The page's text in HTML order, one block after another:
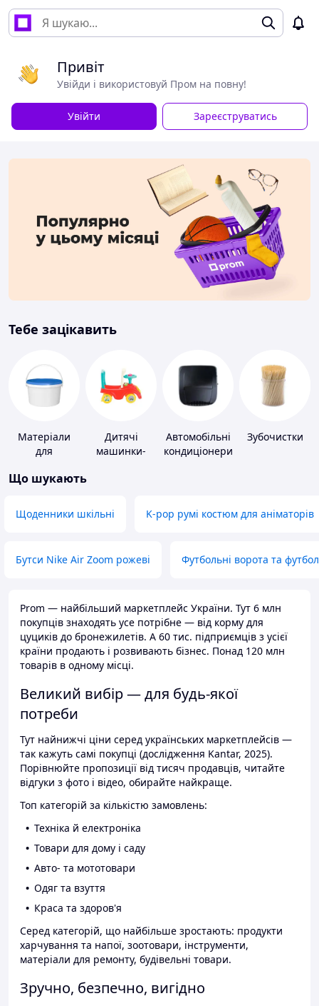
Привіт
Увійди і використовуй Пром на повну!
Увійти Зареєструватись
Тебе зацікавить
Матеріали
для
промислових
Дитячі
машинки-
Автомобільні
кондиціонери
Зубочистки
Що шукають
Щоденники шкільні K-pop румі костюм для аніматорів
Бутси Nike Air Zoom рожеві Футбольні ворота та
Prom — найбільший маркетплейс України. Тут 6 млн
покупців знаходять усе потрібне — від корму для
цуциків до бронежилетів. А 60 тис. підприємців з усієї
країни продають і розвивають бізнес. Понад 120 млн
товарів в одному місці.
Великий вибір — для будь-якої
потреби
Тут найнижчі ціни серед українських маркетплейсів —
так кажуть самі покупці (дослідження Kantar, 2025).
Порівнюйте пропозиції від тисяч продавців, читайте
відгуки з фото і відео, обирайте найкраще.
Топ категорій за кількістю замовлень:
Техніка й електроніка
Товари для дому і саду
Авто- та мототовари
Одяг та взуття
Краса та здоров'я
Серед категорій, що найбільше зростають: продукти
харчування та напої, зоотовари, інструменти,
матеріали для ремонту, будівельні товари.
Зручно, безпечно, вигідно